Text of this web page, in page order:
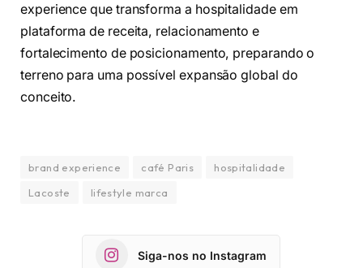
experience que transforma a hospitalidade em
plataforma de receita, relacionamento e
fortalecimento de posicionamento, preparando o
terreno para uma possível expansão global do
conceito.
brand experience café Paris
hospitalidade
Lacoste
lifestyle marca
Siga-nos no Instagram